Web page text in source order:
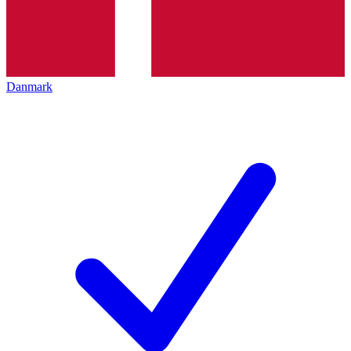
Danmark